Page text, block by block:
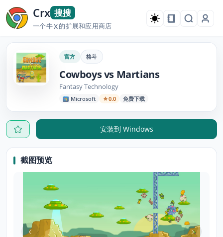
Crx 搜搜
一个牛X的扩展和应用商店
官方 格斗
Cowboys vs Martians
Fantasy Technology
Microsoft 0.0 免费下载
安装到 Windows
截图预览